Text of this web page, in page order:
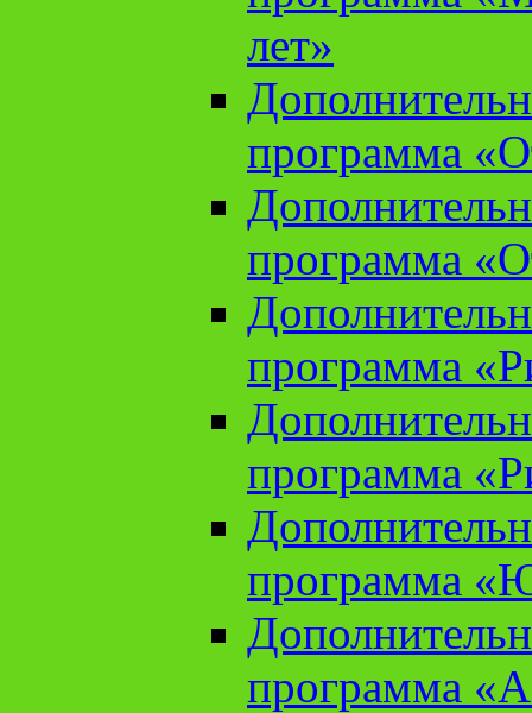
лет»
программа
программа
программа
программа
программа
программа